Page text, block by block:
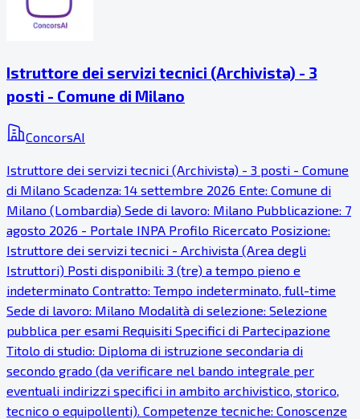
Istruttore dei servizi tecnici (Archivista) - 3
posti - Comune di Milano
ConcorsAI
Istruttore dei servizi tecnici (Archivista) - 3 posti - Comune
di Milano Scadenza: 14 settembre 2026 Ente: Comune di
Milano (Lombardia) Sede di lavoro: Milano Pubblicazione: 7
agosto 2026 - Portale INPA Profilo Ricercato Posizione:
Istruttore dei servizi tecnici - Archivista (Area degli
Istruttori) Posti disponibili: 3 (tre) a tempo pieno e
indeterminato Contratto: Tempo indeterminato, full-time
Sede di lavoro: Milano Modalità di selezione: Selezione
pubblica per esami Requisiti Specifici di Partecipazione
Titolo di studio: Diploma di istruzione secondaria di
secondo grado (da verificare nel bando integrale per
eventuali indirizzi specifici in ambito archivistico, storico,
tecnico o equipollenti). Competenze tecniche: Conoscenze